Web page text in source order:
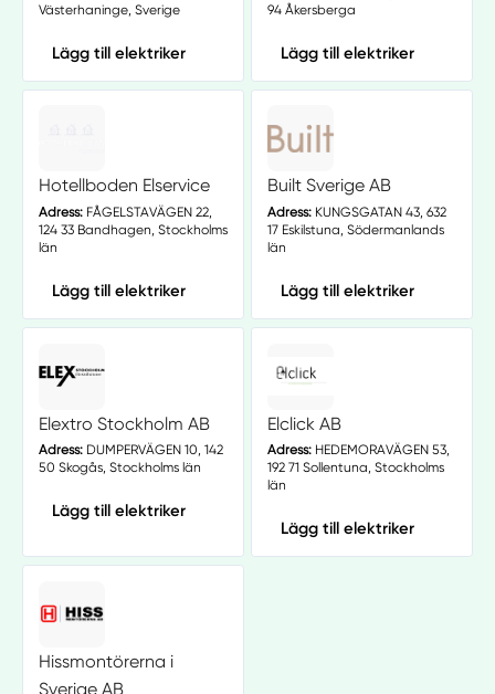
Västerhaninge, Sverige
Lägg till elektriker
94 Åkersberga
Lägg till elektriker
Hotellboden Elservice
Adress:FÅGELSTAVÄGEN 22,
124 33 Bandhagen, Stockholms
län
Lägg till elektriker
Built Sverige AB
Adress:KUNGSGATAN 43, 632
17 Eskilstuna, Södermanlands
län
Lägg till elektriker
Elextro Stockholm AB
Adress:DUMPERVÄGEN 10, 142
50 Skogås, Stockholms län
Lägg till elektriker
Elclick AB
Adress:HEDEMORAVÄGEN 53,
192 71 Sollentuna, Stockholms
län
Lägg till elektriker
Hissmontörerna i
Sverige AB